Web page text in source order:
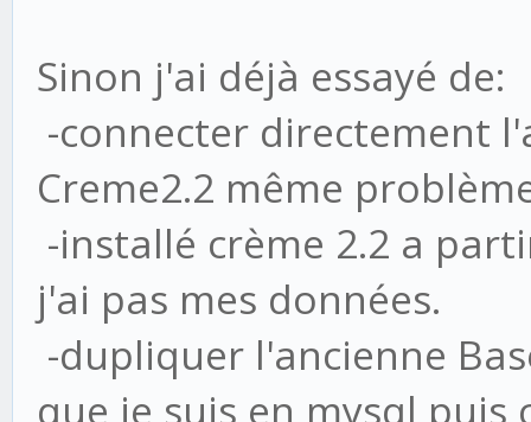
Sinon j'ai déjà essayé de:
-connecter directement
Creme2.2 même
-installé crème 2.2 a
j'ai pas mes données.
-dupliquer l'ancienne
que je suis en mysql